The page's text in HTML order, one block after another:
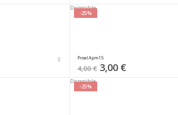
-25%
Disponibile
Proel Apm15
4,00 € Special
Price
3,00 €
-25%
Disponibile